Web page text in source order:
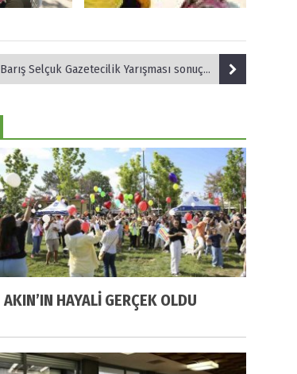
Barış Selçuk Gazetecilik Yarışması sonuçlandı
AKIN’IN HAYALİ GERÇEK OLDU